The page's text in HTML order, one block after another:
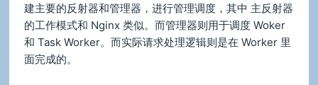
建主要的反射器和管理器，进行管理调度，其中 主反射器
的工作模式和 Nginx 类似。而管理器则用于调度 Woker
和 Task Worker。而实际请求处理逻辑则是在 Worker 里
面完成的。